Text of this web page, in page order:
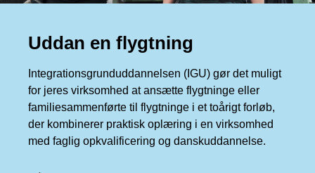
Uddan en flygtning
Integrationsgrunduddannelsen (IGU) gør det muligt
for jeres virksomhed at ansætte flygtninge eller
familiesammenførte til flygtninge i et toårigt forløb,
der kombinerer praktisk oplæring i en virksomhed
med faglig opkvalificering og danskuddannelse.